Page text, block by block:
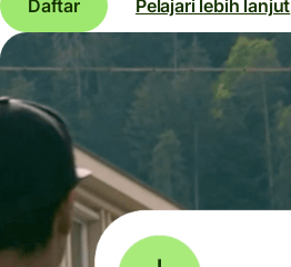
Daftar Pelajari lebih lanjut